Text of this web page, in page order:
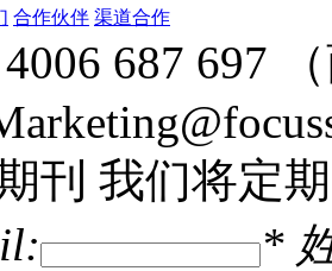
合作伙伴 渠道合作
4006 687 697
刊 我们将定
*